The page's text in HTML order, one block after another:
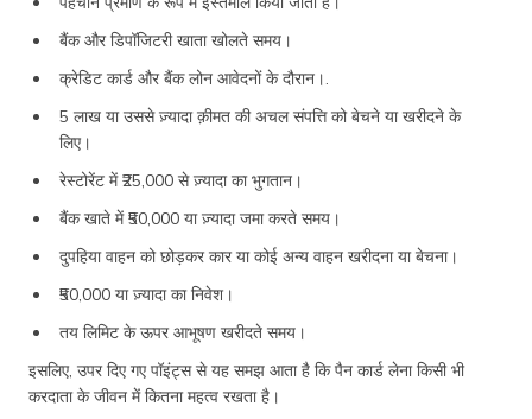
बैंक और डिपॉजिटरी खाता खोलते समय।
क्रेडिट कार्ड और बैंक लोन आवेदनों के दौरान।.
5 लाख या उससे ज़्यादा क़ीमत की अचल संपत्ति को बेचने या खरीदने के
लिए।
रेस्टोरेंट में ₹25,000 से ज़्यादा का भुगतान।
बैंक खाते में ₹50,000 या ज़्यादा जमा करते समय।
दुपहिया वाहन को छोड़कर कार या कोई अन्य वाहन खरीदना या बेचना।
₹50,000 या ज़्यादा का निवेश।
तय लिमिट के ऊपर आभूषण खरीदते समय।
इसलिए, उपर दिए गए पॉइंट्स से यह समझ आता है कि पैन कार्ड लेना किसी भी
करदाता के जीवन में कितना महत्व रखता है।